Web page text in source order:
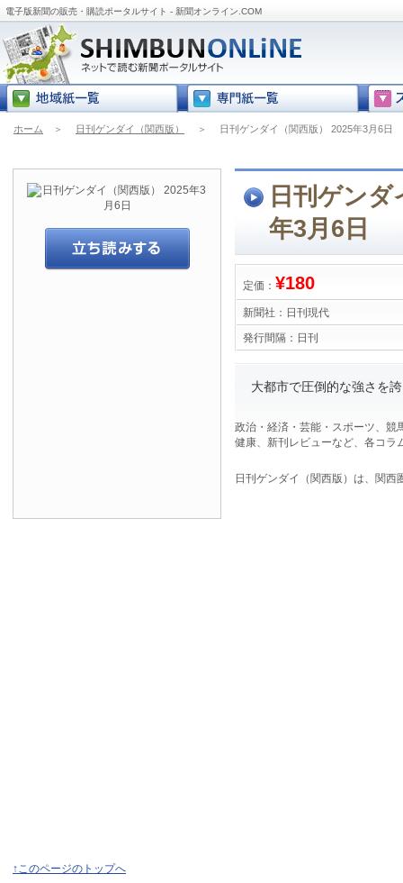
電子版新聞の販売・購読ポータルサイト - 新聞オンライン.COM
ホーム ＞ 日刊ゲンダイ（関西版） ＞ 日刊ゲンダイ（関西版） 2025年3月6日
日刊ゲン
年3月6日
定価： ¥180
新聞社： 日刊現代
発行間隔： 日刊
大都市で圧倒的な強さを
政治・経済・芸能・スポーツ、競
健康、新刊レビューなど、各コラ
日刊ゲンダイ（関西版）は、関
↑このページのトップへ